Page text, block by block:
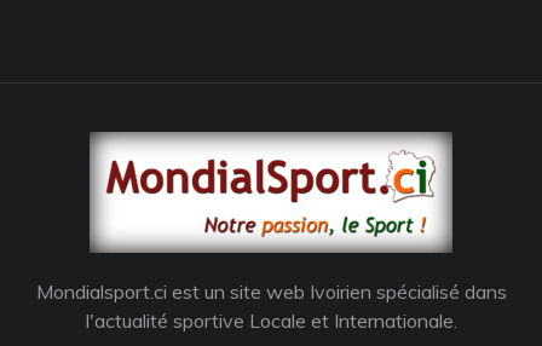
Mondialsport.ci est un site web Ivoirien spécialisé dans
l'actualité sportive Locale et Internationale.